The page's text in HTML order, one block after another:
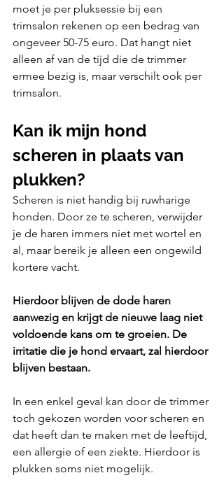
moet je per pluksessie bij een
trimsalon rekenen op een bedrag van
ongeveer 50-75 euro. Dat hangt niet
alleen af van de tijd die de trimmer
ermee bezig is, maar verschilt ook per
trimsalon.
Kan ik mijn hond
scheren in plaats van
plukken?
Scheren is niet handig bij ruwharige
honden. Door ze te scheren, verwijder
je de haren immers niet met wortel en
al, maar bereik je alleen een ongewild
kortere vacht.
Hierdoor blijven de dode haren
aanwezig en krijgt de nieuwe laag niet
voldoende kans om te groeien. De
irritatie die je hond ervaart, zal hierdoor
blijven bestaan.
In een enkel geval kan door de trimmer
toch gekozen worden voor scheren en
dat heeft dan te maken met de leeftijd,
een allergie of een ziekte. Hierdoor is
plukken soms niet mogelijk.